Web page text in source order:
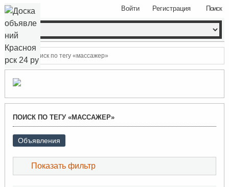
Поиск
Войти Регистрация
Поиск по тегу «массажер»
ПОИСК ПО ТЕГУ «МАССАЖЕР»
Объявления
Показать фильтр